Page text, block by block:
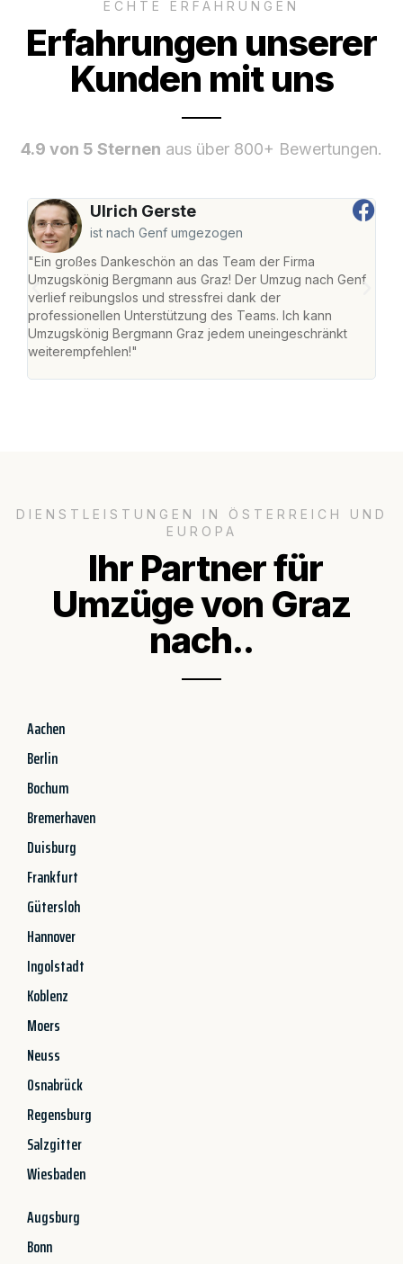
ECHTE ERFAHRUNGEN
Erfahrungen unserer
Kunden mit uns
4.9 von 5 Sternen aus über 800+ Bewertungen.
Ulrich Gerste
ist nach Genf umgezogen
"Ein großes Dankeschön an das Team der Firma
Umzugskönig Bergmann aus Graz! Der Umzug nach Genf
verlief reibungslos und stressfrei dank der
professionellen Unterstützung des Teams. Ich kann
Umzugskönig Bergmann Graz jedem uneingeschränkt
weiterempfehlen!"
DIENSTLEISTUNGEN IN ÖSTERREICH UND
EUROPA
Ihr Partner für
Umzüge von Graz
nach..
Aachen
Berlin
Bochum
Bremerhaven
Duisburg
Frankfurt
Gütersloh
Hannover
Ingolstadt
Koblenz
Moers
Neuss
Osnabrück
Regensburg
Salzgitter
Wiesbaden
Augsburg
Bonn